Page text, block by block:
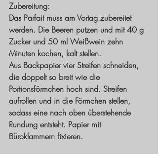
Zubereitung:
Das Parfait muss am Vortag zubereitet
werden. Die Beeren putzen und mit 40 g
Zucker und 50 ml Weißwein zehn
Minuten kochen, kalt stellen.
Aus Backpapier vier Streifen schneiden,
die doppelt so breit wie die
Portionsförmchen hoch sind. Streifen
aufrollen und in die Förmchen stellen,
sodass eine nach oben überstehende
Rundung entsteht. Papier mit
Büroklammern fixieren.